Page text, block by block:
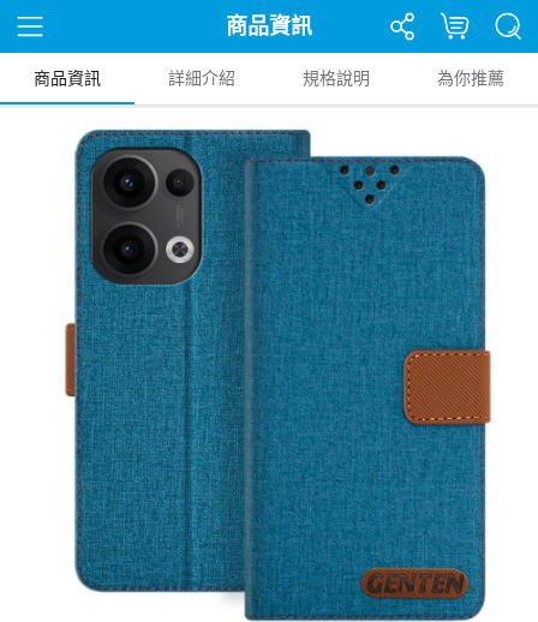
商品資訊
商品資訊 詳細介紹 規格說明 為你推薦